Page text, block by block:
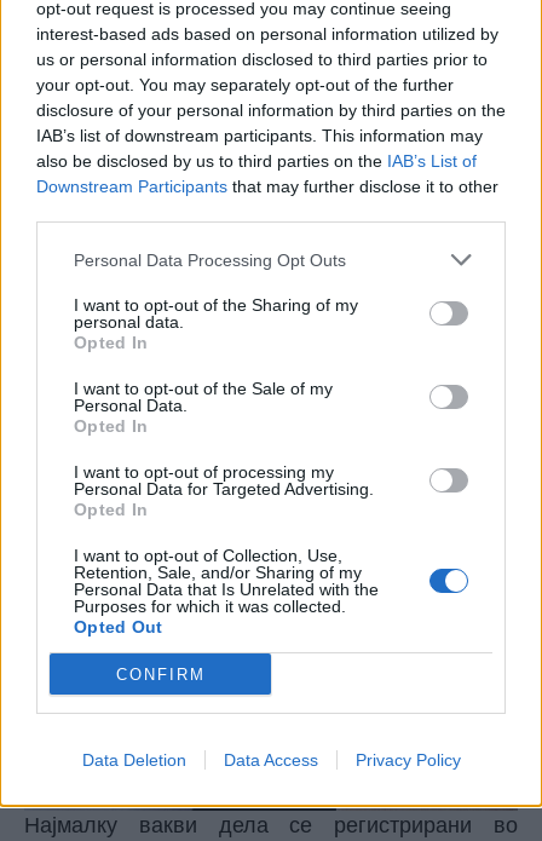
opt-out request is processed you may continue seeing
interest-based ads based on personal information utilized by
us or personal information disclosed to third parties prior to
your opt-out. You may separately opt-out of the further
disclosure of your personal information by third parties on the
IAB’s list of downstream participants. This information may
also be disclosed by us to third parties on the IAB’s List of
Downstream Participants that may further disclose it to other
Personal Data Processing Opt Outs
I want to opt-out of the Sharing of my
personal data.
Opted In
I want to opt-out of the Sale of my
Personal Data.
Opted In
I want to opt-out of processing my
Personal Data for Targeted Advertising.
Opted In
I want to opt-out of Collection, Use,
Retention, Sale, and/or Sharing of my
Personal Data that Is Unrelated with the
Purposes for which it was collected.
Opted Out
CONFIRM
Data Deletion Data Access Privacy Policy
апсолутни бројки) се регистрирани во
Франција
– 96 654, Германија – 54 361
207.Во споредба со Македонија: Франција
има околу 68 милиони жители, или 37 пати
повеќе од Македонија. Со македонските
стандарди таму би имало околу околу 4.800
сексуални насилства но, ги има 96.654, или
скоро дваесет пати повеќе! Хаос.
Најмалку вакви дела се регистрирани во